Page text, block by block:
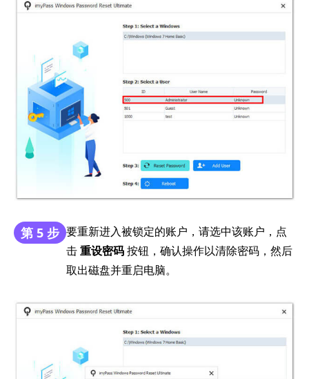
第 5 步 要重新进入被锁定的账户，请选中该账户，点
击重设密码按钮，确认操作以清除密码，然后
取出磁盘并重启电脑。